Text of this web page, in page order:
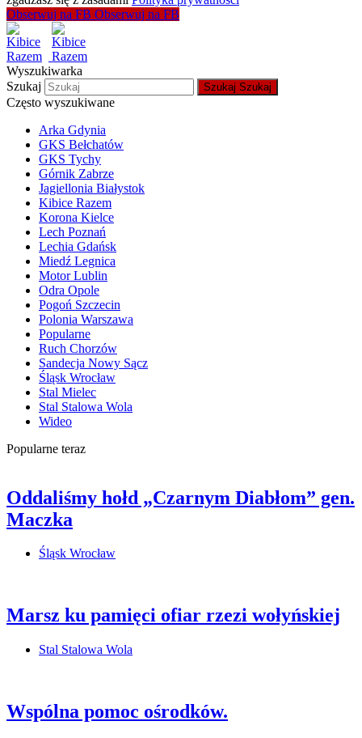
Obserwuj na FB Obserwuj na FB
Wyszukiwarka
Szukaj
Szukaj Szukaj
Często wyszukiwane
Arka Gdynia
GKS Bełchatów
GKS Tychy
Górnik Zabrze
Jagiellonia Białystok
Kibice Razem
Korona Kielce
Lech Poznań
Lechia Gdańsk
Miedź Legnica
Motor Lublin
Odra Opole
Pogoń Szczecin
Polonia Warszawa
Popularne
Ruch Chorzów
Sandecja Nowy Sącz
Śląsk Wrocław
Stal Mielec
Stal Stalowa Wola
Wideo
Popularne teraz
Oddaliśmy hołd „Czarnym Diabłom” gen.
Maczka
Śląsk Wrocław
Marsz ku pamięci ofiar rzezi wołyńskiej
Stal Stalowa Wola
Wspólna pomoc ośrodków.